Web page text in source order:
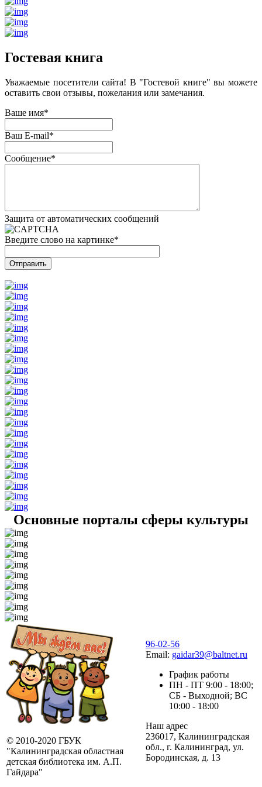
Гостевая книга
Уважаемые посетители сайта! В "Гостевой книге" вы можете
оставить свои отзывы, пожелания или замечания.
Ваше имя*
Ваш E-mail*
Сообщение*
Защита от автоматических сообщений
Введите слово на картинке*
Основные порталы сферы культуры
© 2010-2020 ГБУК
"Калининградская областная
детская библиотека им. А.П.
Гайдара"
96-02-56
Email: gaidar39@baltnet.ru
График работы
ПН - ПТ 9:00 - 18:00;
СБ - Выходной; ВС
10:00 - 18:00
Наш адрес
236017, Калининградская
обл., г. Калининград, ул.
Бородинская, д. 13